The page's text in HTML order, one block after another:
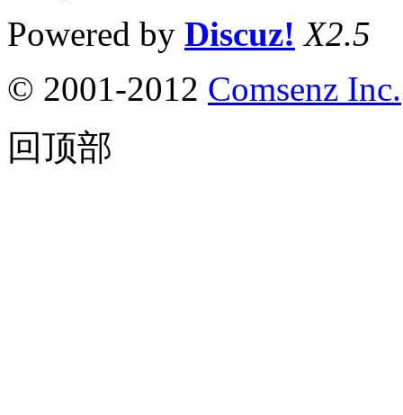
Powered by Discuz! X2.5
© 2001-2012 Comsenz Inc.
回顶部